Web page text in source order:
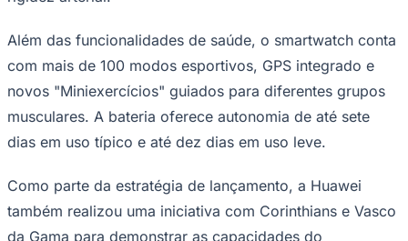
Corinthians
Além das funcionalidades de saúde, o smartwatch conta
com mais de 100 modos esportivos, GPS integrado e
novos "Miniexercícios" guiados para diferentes grupos
musculares. A bateria oferece autonomia de até sete
dias em uso típico e até dez dias em uso leve.
Como parte da estratégia de lançamento, a Huawei
também realizou uma iniciativa com Corinthians e Vasco
da Gama para demonstrar as capacidades do